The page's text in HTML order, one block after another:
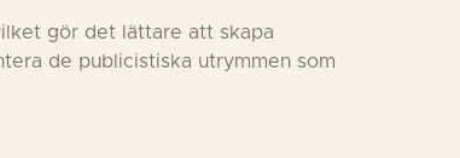
gör det lättare att skapa
de publicistiska utrymmen som